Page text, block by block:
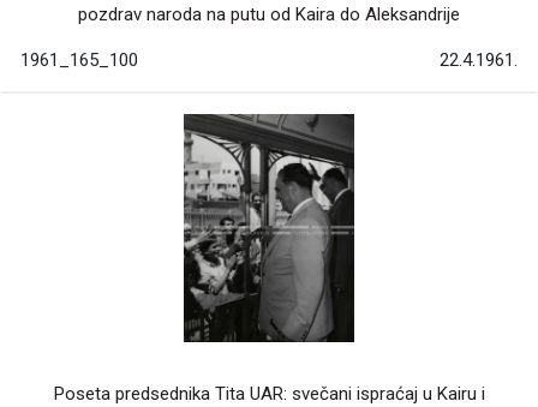
pozdrav naroda na putu od Kaira do Aleksandrije
1961_165_100 22.4.1961.
Poseta predsednika Tita UAR: svečani ispraćaj u Kairu i